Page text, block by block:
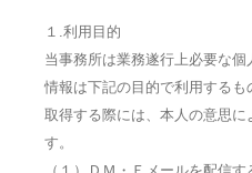
１.利用目的
当事務所は業務遂行上必要な
情報は下記の目的で利用する
取得する際には、本人の意思に
す。